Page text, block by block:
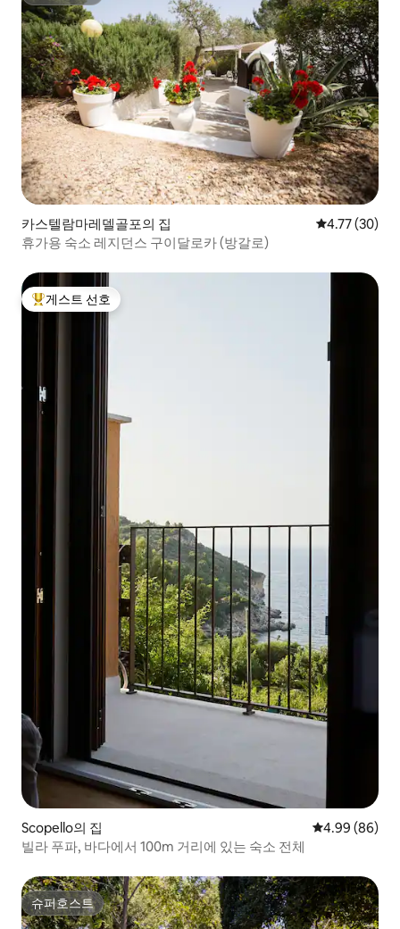
카스텔람마레델골포의 집 평점 4.77점
4.77 (30)
휴가용 숙소 레지던스 구이달로카 (방갈로)
상위 게스트 선호
게스트 선호
Scopello의 집 평점 4.99점(5
4.99 (86)
빌라 푸파, 바다에서 100m 거리에 있는 숙소 전체
슈퍼호스트
슈퍼호스트